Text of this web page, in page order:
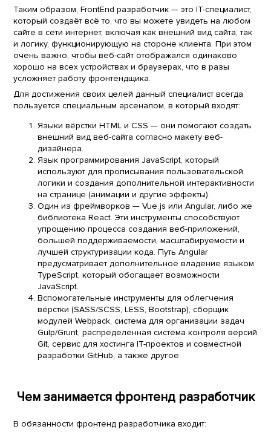
Таким образом, FrontEnd разработчик — это IT-специалист,
который создаёт всё то, что вы можете увидеть на любом
сайте в сети интернет, включая как внешний вид сайта, так
и логику, функционирующую на стороне клиента. При этом
очень важно, чтобы веб-сайт отображался одинаково
хорошо на всех устройствах и браузерах, что в разы
усложняет работу фронтендщика.
Для достижения своих целей данный специалист всегда
пользуется специальным арсеналом, в который входят:
Языки вёрстки HTML и CSS — они помогают создать
внешний вид веб-сайта согласно макету веб-
дизайнера.
Язык программирования JavaScript, который
используют для прописывания пользовательской
логики и создания дополнительной интерактивности
на странице (анимации и другие эффекты).
Один из фреймворков — Vue.js или Angular, либо же
библиотека React. Эти инструменты способствуют
упрощению процесса создания веб-приложений,
большей поддерживаемости, масштабируемости и
лучшей структуризации кода. Путь Angular
предусматривает дополнительное владение языком
TypeScript, который обогащает возможности
JavaScript.
Вспомогательные инструменты для облегчения
вёрстки (SASS/SCSS, LESS, Bootstrap), сборщик
модулей Webpack, система для организации задач
Gulp/Grunt, распределённая система контроля версий
Git, сервис для хостинга IT-проектов и совместной
разработки GitHub, а также другое.
Чем занимается фронтенд разработчик
В обязанности фронтенд разработчика входит: